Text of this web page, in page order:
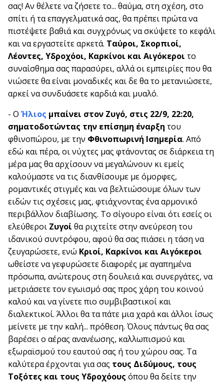
σας! Αν θέλετε να ζήσετε το... θαύμα, στη σχέση, στο
σπίτι ή τα επαγγελματικά σας, θα πρέπει πρώτα να
πιστέψετε βαθιά και συγχρόνως να σκύψετε το κεφάλι
και να εργαστείτε αρκετά. Ταύροι, Σκορπιοί,
Λέοντες, Υδροχόοι, Καρκίνοι και Αιγόκεροι το
συναίσθημα σας παρασύρει, αλλά οι εμπειρίες που θα
νιώσετε θα είναι μοναδικές και δε θα το μετανιώσετε,
αρκεί να συνδυάσετε καρδιά και μυαλό.
- Ο Ήλιος μπαίνει στον Ζυγό, στις 22/9, 22:20,
σηματοδοτώντας την επίσημη έναρξη του
φθινοπώρου, με την Φθινοπωρινή Ισημερία. Από
εδώ και πέρα, οι νύχτες μας φτάνοντας σε διάρκεια τη
μέρα μας θα αρχίσουν να μεγαλώνουν κι εμείς
καλούμαστε να τις διανθίσουμε με όμορφες,
ρομαντικές στιγμές και να βελτιώσουμε όλων των
ειδών τις σχέσεις μας, φτιάχνοντας ένα αρμονικό
περιβάλλον διαβίωσης. Το σίγουρο είναι ότι εσείς οι
ελεύθεροι Ζυγοί θα ριχτείτε στην ανεύρεση του
ιδανικού συντρόφου, αφού θα σας πιάσει η τάση να
ζευγαρώσετε, ενώ Κριοί, Καρκίνοι και Αιγόκεροι
ωθείστε να γεφυρώσετε διαφορές με αγαπημένα
πρόσωπα, ανώτερους στη δουλειά και συνεργάτες, να
μετριάσετε τον εγωισμό σας προς χάρη του κοινού
καλού και να γίνετε πιο συμβιβαστικοί και
διαλεκτικοί. Άλλοι θα τα πάτε μια χαρά και άλλοι ίσως
μείνετε με την καλή... πρόθεση. Όλους πάντως θα σας
βαρέσει ο αέρας ανανέωσης, καλλωπισμού και
εξωραϊσμού του εαυτού σας ή του χώρου σας. Τα
καλύτερα έρχονται για σας τους Διδύμους, τους
Τοξότες και τους Υδροχόους όπου θα δείτε την